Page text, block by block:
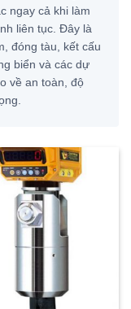
ngay cả khi làm
liên tục. Đây là
đóng tàu, kết cấu
biển và các dự
về an toàn, độ